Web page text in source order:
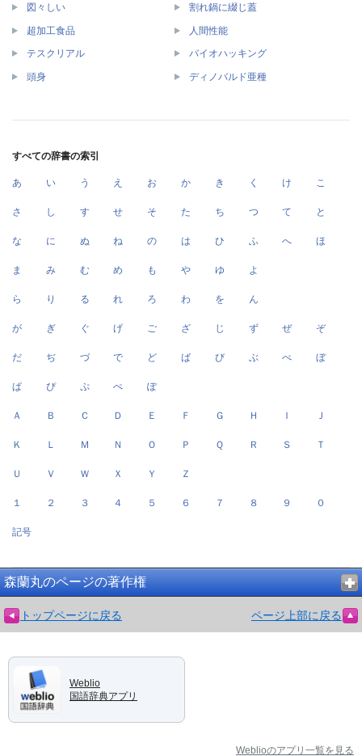
図々しい 割れ鍋に綴じ蓋
超加工食品 人間性能
テスクリアル バイオハッキング
頭身 ディノバルド亜種
すべての辞書の索引
あ い う え お か き く け こ
さ し す せ そ た ち つ て と
な に ぬ ね の は ひ ふ へ ほ
ま み む め も や ゆ よ
ら り る れ ろ わ を ん
が ぎ ぐ げ ご ざ じ ず ぜ ぞ
だ ぢ づ で ど ば び ぶ べ ぼ
ぱ ぴ ぷ ぺ ぽ
Ａ Ｂ Ｃ Ｄ Ｅ Ｆ Ｇ Ｈ Ｉ Ｊ
Ｋ Ｌ Ｍ Ｎ Ｏ Ｐ Ｑ Ｒ Ｓ Ｔ
Ｕ Ｖ Ｗ Ｘ Ｙ Ｚ
１ ２ ３ ４ ５ ６ ７ ８ ９ ０
記号
森蘭丸のページの著作権
トップページに戻る ページ上部に戻る
Weblio
国語辞典アプリ
Weblioのアプリ一覧を見る